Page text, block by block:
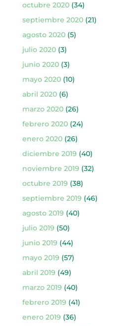
octubre 2020(34)
septiembre 2020(21)
agosto 2020(5)
julio 2020(3)
junio 2020(3)
mayo 2020(10)
abril 2020(6)
marzo 2020(26)
febrero 2020(24)
enero 2020(26)
diciembre 2019 (40)
noviembre 2019 (32)
octubre 2019 (38)
septiembre 2019 (46)
agosto 2019 (40)
julio 2019 (50)
junio 2019 (44)
mayo 2019 (57)
abril 2019 (49)
marzo 2019 (40)
febrero 2019 (41)
enero 2019 (36)